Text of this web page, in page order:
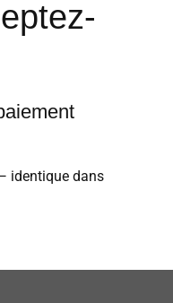
identique dans